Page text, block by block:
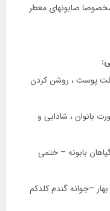
صابونهای معطر
پوست ، روشن کردن
بانوان ، شادابی و
بابونه – ختمی
–جوانه گندم کلدکم